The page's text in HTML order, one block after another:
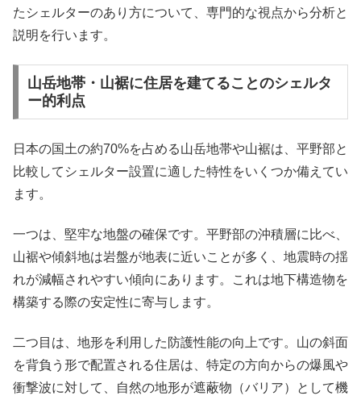
たシェルターのあり方について、専門的な視点から分析と
説明を行います。
山岳地帯・山裾に住居を建てることのシェルタ
ー的利点
日本の国土の約70%を占める山岳地帯や山裾は、平野部と
比較してシェルター設置に適した特性をいくつか備えてい
ます。
一つは、堅牢な地盤の確保です。平野部の沖積層に比べ、
山裾や傾斜地は岩盤が地表に近いことが多く、地震時の揺
れが減幅されやすい傾向にあります。これは地下構造物を
構築する際の安定性に寄与します。
二つ目は、地形を利用した防護性能の向上です。山の斜面
を背負う形で配置される住居は、特定の方向からの爆風や
衝撃波に対して、自然の地形が遮蔽物（バリア）として機